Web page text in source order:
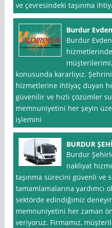
ve çevresindeki taşınma
Burdur
Burdur
konusunda kararlıyız.
hizmetlerine ihtiyaç duyan
güvenilir ve hızlı çözümler
memnuniyetini her şeyin
işlemini
BURDUR
Burdur
nakliyat
taşınma sürecini güvenli ve
tamamlamalarına yardımcı
sektörde edindiğimiz
memnuniyetini her zaman
veriyoruz. Firmamız,